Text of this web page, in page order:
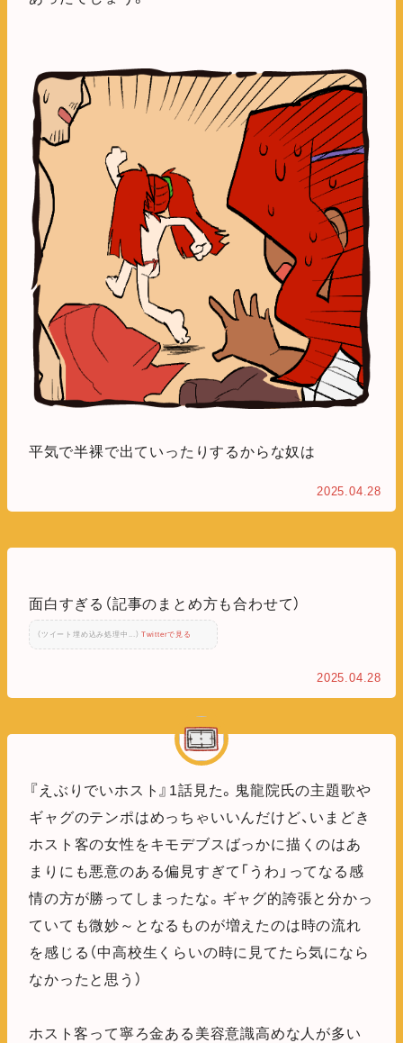
平気で半裸で出ていったりするからな奴は
2025.04.28
面白すぎる（記事のまとめ方も合わせて）
（ツイート埋め込み処理中...） Twitterで見る
2025.04.28
『えぶりでいホスト』1話見た。鬼龍院氏の主題歌や
ギャグのテンポはめっちゃいいんだけど、いまどき
ホスト客の女性をキモデブスばっかに描くのはあ
まりにも悪意のある偏見すぎて「うわ」ってなる感
情の方が勝ってしまったな。ギャグ的誇張と分かっ
ていても微妙～となるものが増えたのは時の流れ
を感じる（中高校生くらいの時に見てたら気になら
なかったと思う）
ホスト客って寧ろ金ある美容意識高めな人が多い